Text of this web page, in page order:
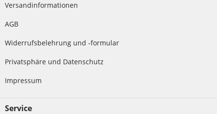
Versandinformationen
AGB
Widerrufsbelehrung und -formular
Privatsphäre und Datenschutz
Impressum
Service